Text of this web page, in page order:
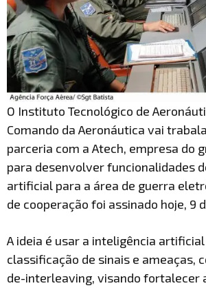
O Instituto Tecnológico de
Comando da Aeronáutica vai
parceria com a Atech, empresa do
para desenvolver funcionalidades
artificial para a área de guerra
de cooperação foi assinado hoje, 9
A ideia é usar a inteligência
classificação de sinais e ameaças,
de-interleaving, visando fortalecer